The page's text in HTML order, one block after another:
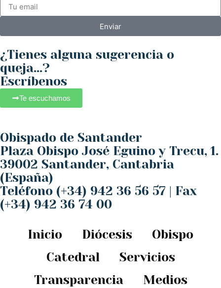
Enviar
¿Tienes alguna sugerencia o
queja...?
Escríbenos
Te escuchamos
Obispado de Santander
Plaza Obispo José Eguino y Trecu, 1.
39002 Santander, Cantabria
(España)
Teléfono (+34) 942 36 56 57 | Fax
(+34) 942 36 74 00
Inicio Diócesis
Obispo
Catedral
Servicios
Transparencia
Medios